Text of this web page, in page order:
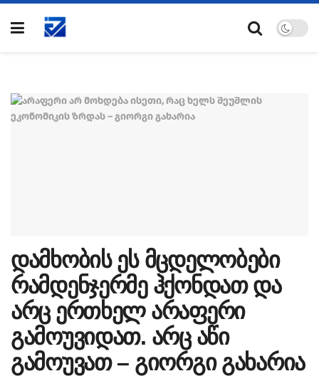
დამხობის ეს მცდელობები
რამდენჯერმე ჰქონდათ და
არც ერთხელ არაფერი
გამოუვიდათ. არც აწი
გამოუვათ – გიორგი გახარია